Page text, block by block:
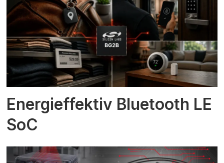
Energieffektiv Bluetooth LE
SoC